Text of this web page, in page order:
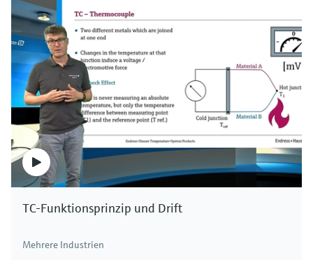
TC-Funktionsprinzip und Drift
Mehrere Industrien